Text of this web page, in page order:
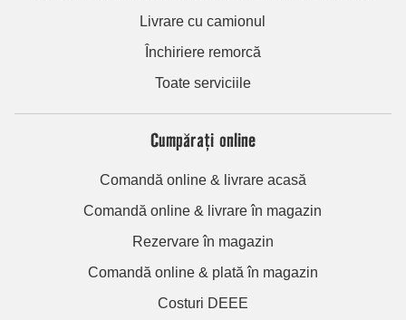
Livrare cu camionul
Închiriere remorcă
Toate serviciile
Cumpărați online
Comandă online & livrare acasă
Comandă online & livrare în magazin
Rezervare în magazin
Comandă online & plată în magazin
Costuri DEEE